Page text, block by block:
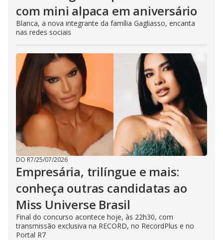
com mini alpaca em aniversário
Blanca, a nova integrante da família Gagliasso, encanta
nas redes sociais
DO R7/25/07/2026
Empresária, trilíngue e mais:
conheça outras candidatas ao
Miss Universe Brasil
Final do concurso acontece hoje, às 22h30, com
transmissão exclusiva na RECORD, no RecordPlus e no
Portal R7